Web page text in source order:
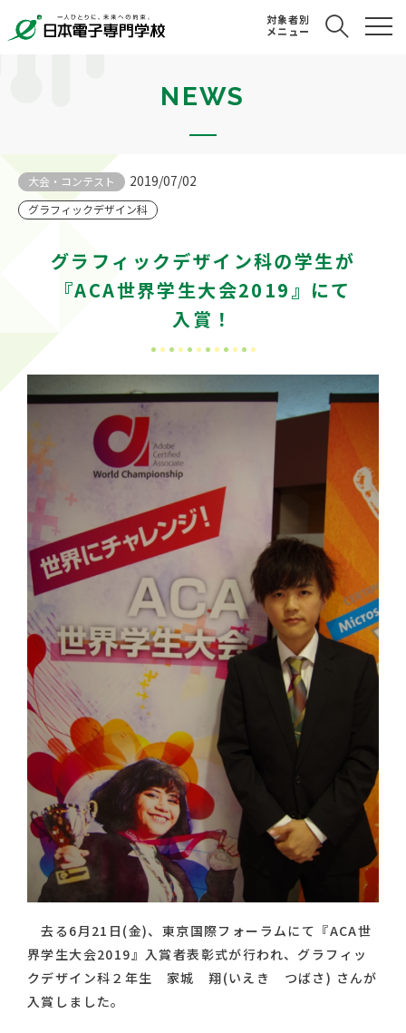
対象者別
メニュー
NEWS
大会・コンテスト 2019/07/02
グラフィックデザイン科
グラフィックデザイン科の学生が
『ACA世界学生大会2019』にて
入賞！
去る6月21日(金)、東京国際フォーラムにて『ACA世
界学生大会2019』入賞者表彰式が行われ、グラフィッ
クデザイン科２年生 家城 翔(いえき つばさ) さんが
入賞しました。